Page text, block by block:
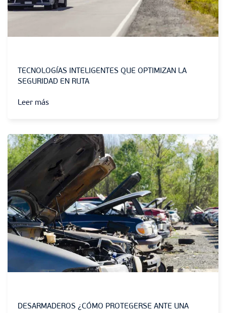
TECNOLOGÍAS INTELIGENTES QUE OPTIMIZAN LA
SEGURIDAD EN RUTA
Leer más
DESARMADEROS ¿CÓMO PROTEGERSE ANTE UNA